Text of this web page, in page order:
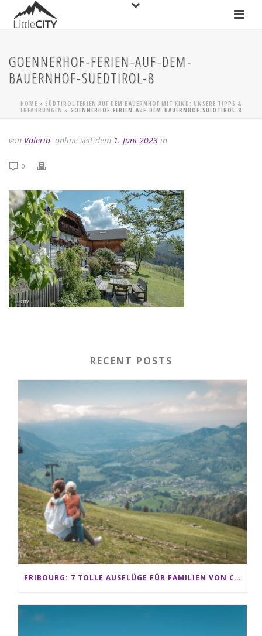
GOENNERHOF-FERIEN-AUF-DEM-
BAUERNHOF-SUEDTIROL-8
HOME » SÜDTIROL FERIEN AUF DEM BAUERNHOF MIT KIND: UNSERE TIPPS &
ERFAHRUNGEN » GOENNERHOF-FERIEN-AUF-DEM-BAUERNHOF-SUEDTIROL-8
von Valeria online seit dem 1. Juni 2023 in
0
RECENT POSTS
FRIBOURG: 7 TOLLE AUSFLÜGE FÜR FAMILIEN VON CHARMEY BIS LES PACCOTS